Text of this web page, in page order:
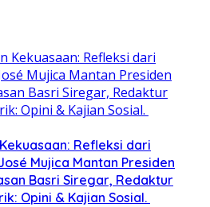
Refleksi dari
Mujica Mantan Presiden
Basri Siregar, Redaktur
Opini & Kajian Sosial.